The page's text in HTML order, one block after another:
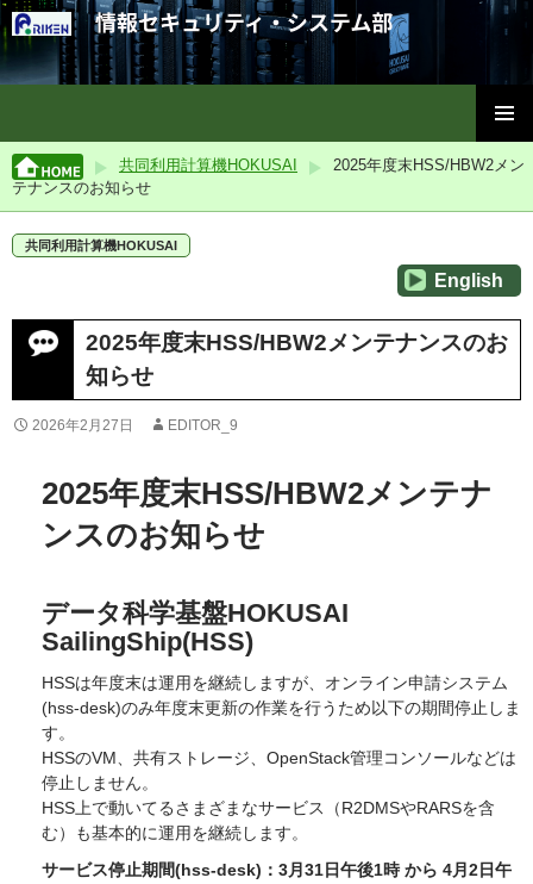
ニュー
ン
テ
ン
ツ
へ
共同利用計算機HOKUSAI
2025年度末HSS/HBW2メン
テナンスのお知らせ
共同利用計算機HOKUSAI
English
2025年度末HSS/HBW2メンテナンスのお
知らせ
2026年2月27日 EDITOR_9
2025年度末HSS/HBW2メンテナ
ンスのお知らせ
データ科学基盤HOKUSAI
SailingShip(HSS)
HSSは年度末は運用を継続しますが、オンライン申請システム
(hss-desk)のみ年度末更新の作業を行うため以下の期間停止しま
す。
HSSのVM、共有ストレージ、OpenStack管理コンソールなどは
停止しません。
HSS上で動いてるさまざまなサービス（R2DMSやRARSを含
む）も基本的に運用を継続します。
サービス停止期間(hss-desk)：3月31日午後1時 から 4月2日午